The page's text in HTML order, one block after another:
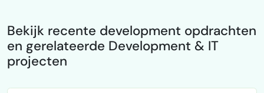
Bekijk recente development opdrachten
en gerelateerde Development & IT
projecten